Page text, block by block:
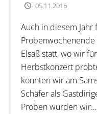
05.11.2016
Auch in diesem Jahr
Probenwochenende
Elsaß statt, wo wir
Herbstkonzert
konnten wir am
Schäfer als
Proben wurden wir…